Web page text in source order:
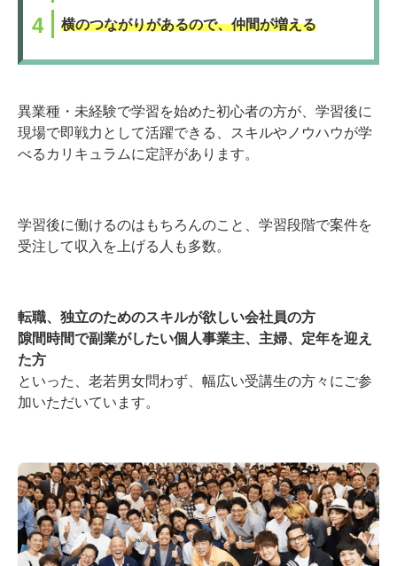
横のつながりがあるので、仲間が増える
異業種・未経験で学習を始めた初心者の方が、学習後に
現場で即戦力として活躍できる、スキルやノウハウが学
べるカリキュラムに定評があります。
学習後に働けるのはもちろんのこと、学習段階で案件を
受注して収入を上げる人も多数。
転職、独立のためのスキルが欲しい会社員の方
隙間時間で副業がしたい個人事業主、主婦、定年を迎え
た方
といった、老若男女問わず、幅広い受講生の方々にご参
加いただいています。